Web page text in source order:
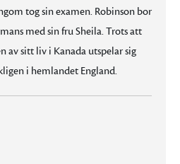
tog sin examen. Robinson bor
med sin fru Sheila. Trots att
av sitt liv i Kanada utspelar sig
i hemlandet England.